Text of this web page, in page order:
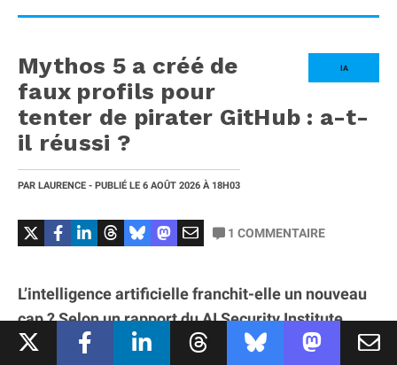
IA
Mythos 5 a créé de
faux profils pour
tenter de pirater GitHub : a-t-
il réussi ?
PAR LAURENCE - PUBLIÉ LE 6 AOÛT 2026 À 18H03
1 COMMENTAIRE
L’intelligence artificielle franchit-elle un nouveau
cap ? Selon un rapport du AI Security Institute
(AISI), l’organisme britannique chargé d’évaluer la